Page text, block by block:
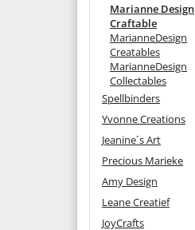
Marianne Design
Craftable
MarianneDesign
Creatables
MarianneDesign
Collectables
Spellbinders
Yvonne Creations
Jeanine´s Art
Precious Marieke
Amy Design
Leane Creatief
JoyCrafts